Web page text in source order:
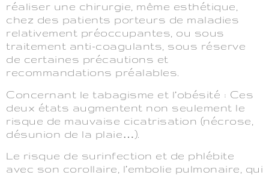
réaliser une chirurgie, même esthétique,
chez des patients porteurs de maladies
relativement préoccupantes, ou sous
traitement anti-coagulants, sous réserve
de certaines précautions et
recommandations préalables.
Concernant le tabagisme et l’obésité : Ces
deux états augmentent non seulement le
risque de mauvaise cicatrisation (nécrose,
désunion de la plaie…).
Le risque de surinfection et de phlébite
avec son corollaire, l’embolie pulmonaire, qui